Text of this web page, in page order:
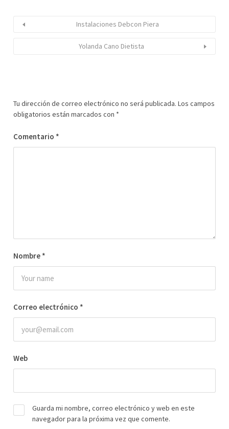
Instalaciones Debcon Piera
Yolanda Cano Dietista
Tu dirección de correo electrónico no será publicada. Los campos
obligatorios están marcados con *
Comentario *
Nombre *
Correo electrónico *
Web
Guarda mi nombre, correo electrónico y web en este
navegador para la próxima vez que comente.